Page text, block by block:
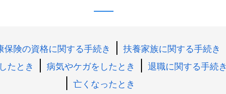
保険の資格に関する手続き
扶養家族に関する手続き
たとき
病気やケガをしたとき
退職に関する手続き
亡くなったとき